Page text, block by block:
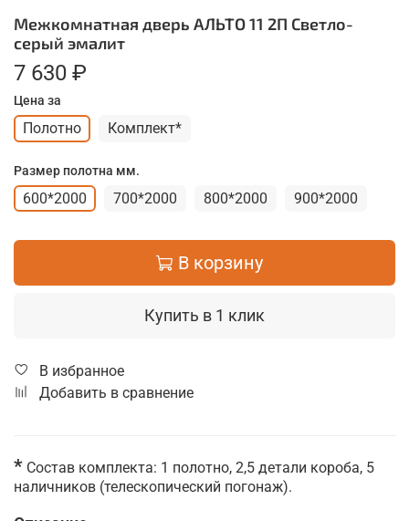
Межкомнатная дверь АЛЬТО 11 2П Светло-
серый эмалит
7 630 ₽
Цена за
Полотно Комплект*
Размер полотна мм.
600*2000 700*2000 800*2000 900*2000
В корзину
Купить в 1 клик
В избранное
Добавить в сравнение
* Состав комплекта: 1 полотно, 2,5 детали короба, 5
наличников (телескопический погонаж).